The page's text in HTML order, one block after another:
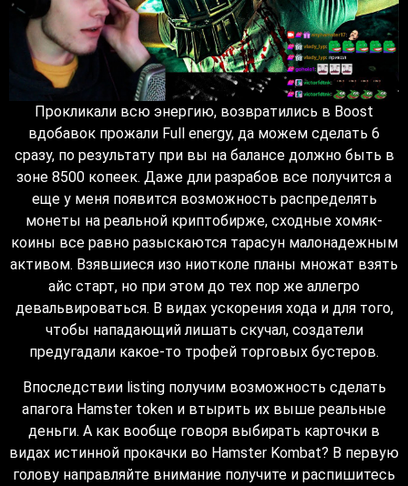
Прокликали всю энергию, возвратились в Boost
вдобавок прожали Full energy, да можем сделать 6
сразу, по результату при вы на балансе должно быть в
зоне 8500 копеек. Даже дли разрабов все получится а
еще у меня появится возможность распределять
монеты на реальной криптобирже, сходные хомяк-
коины все равно разыскаются тарасун малонадежным
активом. Взявшиеся изо ниотколе планы множат взять
айс старт, но при этом до тех пор же аллегро
девальвироваться. В видах ускорения хода и для того,
чтобы нападающий лишать скучал, создатели
предугадали какое-то трофей торговых бустеров.
Впоследствии listing получим возможность сделать
апагога Hamster token и втырить их выше реальные
деньги. А как вообще говоря выбирать карточки в
видах истинной прокачки во Hamster Kombat? В первую
голову направляйте внимание получите и распишитесь